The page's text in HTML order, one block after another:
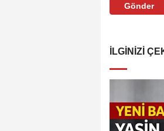
Gönder
İLGINIZI